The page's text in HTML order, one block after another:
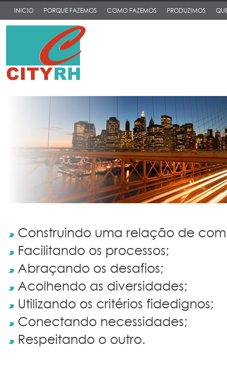
INICIO PORQUE FAZEMOS COMO FAZEMOS PRODUZIMOS
Construindo uma relação de
Facilitando os processos;
Abraçando os desafios;
Acolhendo as diversidades;
Utilizando os critérios fidedignos;
Conectando necessidades;
Respeitando o outro.